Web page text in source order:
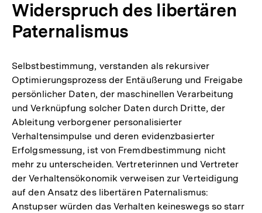
Widerspruch des libertären
Paternalismus
Selbstbestimmung, verstanden als rekursiver
Optimierungsprozess der Entäußerung und Freigabe
persönlicher Daten, der maschinellen Verarbeitung
und Verknüpfung solcher Daten durch Dritte, der
Ableitung verborgener personalisierter
Verhaltensimpulse und deren evidenzbasierter
Erfolgsmessung, ist von Fremdbestimmung nicht
mehr zu unterscheiden. Vertreterinnen und Vertreter
der Verhaltensökonomik verweisen zur Verteidigung
auf den Ansatz des libertären Paternalismus:
Anstupser würden das Verhalten keineswegs so starr